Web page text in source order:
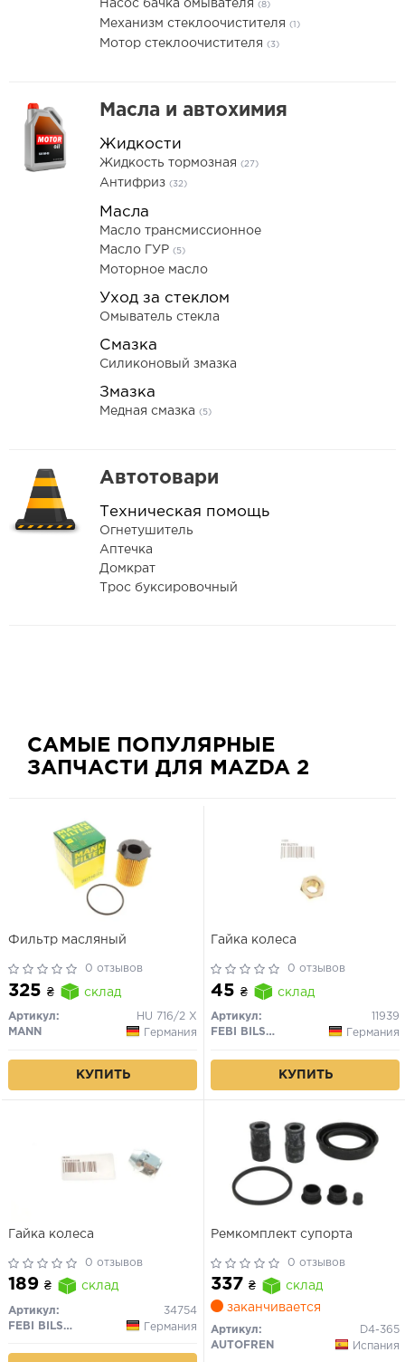
Насос бачка омывателя (8)
Механизм стеклоочистителя (1)
Мотор стеклоочистителя (3)
Масла и автохимия
Жидкости
Жидкость тормозная (27)
Антифриз (32)
Масла
Масло трансмиссионное
Масло ГУР (5)
Моторное масло
Уход за стеклом
Омыватель стекла
Смазка
Силиконовый змазка
Змазка
Медная смазка (5)
Автотовари
Техническая помощь
Огнетушитель
Аптечка
Домкрат
Трос буксировочный
САМЫЕ ПОПУЛЯРНЫЕ
ЗАПЧАСТИ ДЛЯ MAZDA 2
Фильтр масляный
0 отзывов
325 ₴ склад
Артикул:
HU 716/2 X
MANN
Германия
КУПИТЬ
Гайка колеса
0 отзывов
45 ₴ склад
Артикул:
11939
FEBI BILSTEIN
Германия
КУПИТЬ
Гайка колеса
0 отзывов
189 ₴ склад
Артикул:
34754
FEBI BILSTEIN
Германия
Ремкомплект супорта
0 отзывов
337 ₴
склад
заканчивается
Артикул:
D4-365
AUTOFREN
Испания